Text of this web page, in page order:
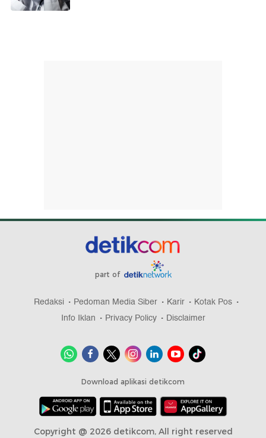
part of
Redaksi Pedoman Media Siber Karir
Kotak Pos
Info Iklan
Privacy Policy Disclaimer
Download aplikasi detikcom
Copyright @ 2026 detikcom, All right reserved